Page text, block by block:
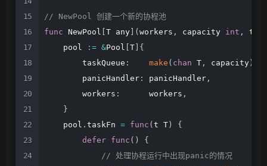
// NewPool 创建一个新的协程池
func NewPool T any ( workers , capacity int ,
pool
:= &Pool T {
taskQueue : make ( chan T , capacity )
panicHandler : panicHandler ,
workers : workers ,
}
pool . taskFn = func ( t T )
{
defer func ( )
{
//
处理协程运行中出现panic的情况